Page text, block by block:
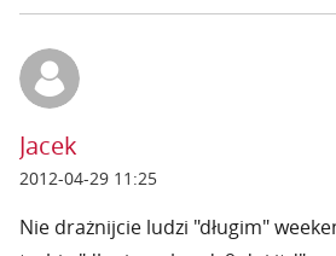
Jacek
2012-04-29 11:25
Nie drażnijcie ludzi "długim"